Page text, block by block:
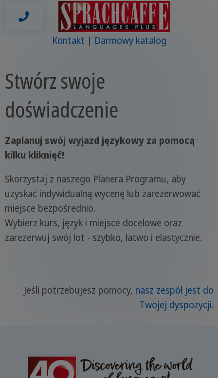
Kontakt Darmowy katalog
Stwórz swoje
doświadczenie
Zaplanuj swój wyjazd językowy za pomocą
kilku kliknięć!
Skorzystaj z naszego Planera Programu, aby
uzyskać indywidualną wycenę lub zarezerwować
miejsce bezpośrednio.
Wybierz kurs, język i miejsce docelowe oraz
zarezerwuj swój lot - szybko, łatwo i elastycznie.
Jeśli potrzebujesz pomocy, nasz zespół jest do
Twojej dyspozycji.